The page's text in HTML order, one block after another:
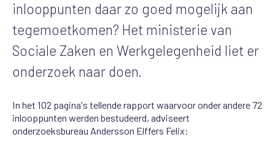
inlooppunten daar zo goed mogelijk aan
tegemoetkomen? Het ministerie van
Sociale Zaken en Werkgelegenheid liet er
onderzoek naar doen.
In het 102 pagina's tellende rapport waarvoor onder andere 72
inlooppunten werden bestudeerd, adviseert
onderzoeksbureau Andersson Elffers Felix: